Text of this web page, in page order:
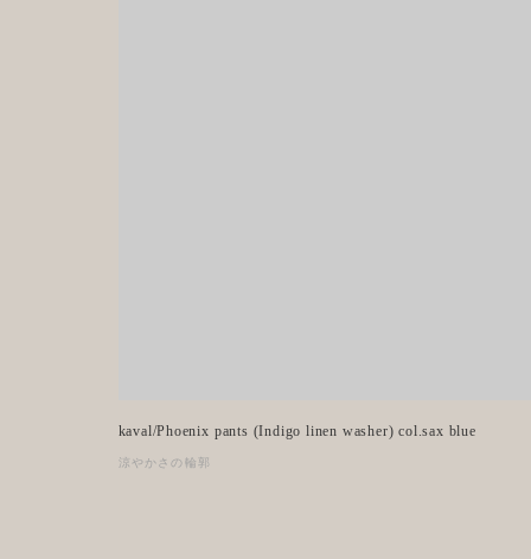
kaval/Phoenix pants (Indigo linen washer) col.sax blue
涼やかさの輪郭